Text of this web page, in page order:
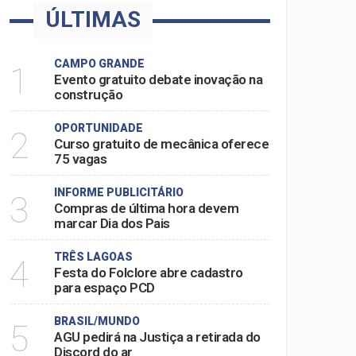
ÚLTIMAS
1 CAMPO GRANDE
Evento gratuito debate inovação na
construção
2 OPORTUNIDADE
Curso gratuito de mecânica oferece
75 vagas
3 INFORME PUBLICITÁRIO
Compras de última hora devem
marcar Dia dos Pais
4 TRÊS LAGOAS
Festa do Folclore abre cadastro
para espaço PCD
5 BRASIL/MUNDO
AGU pedirá na Justiça a retirada do
Discord do ar